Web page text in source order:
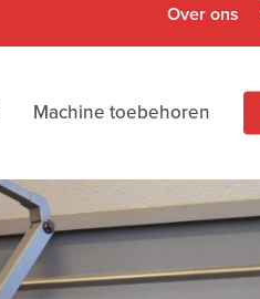
Over ons
Machine toebehoren